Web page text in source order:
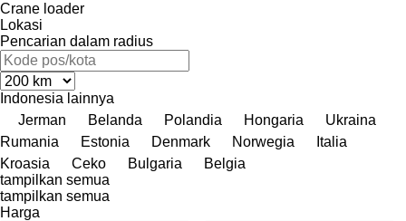
Crane loader
Lokasi
Pencarian dalam radius
Indonesia lainnya
Jerman
Belanda Polandia Hongaria
Ukraina
Rumania
Estonia Denmark Norwegia
Italia
Kroasia
Ceko Bulgaria
Belgia
tampilkan semua
tampilkan semua
Harga